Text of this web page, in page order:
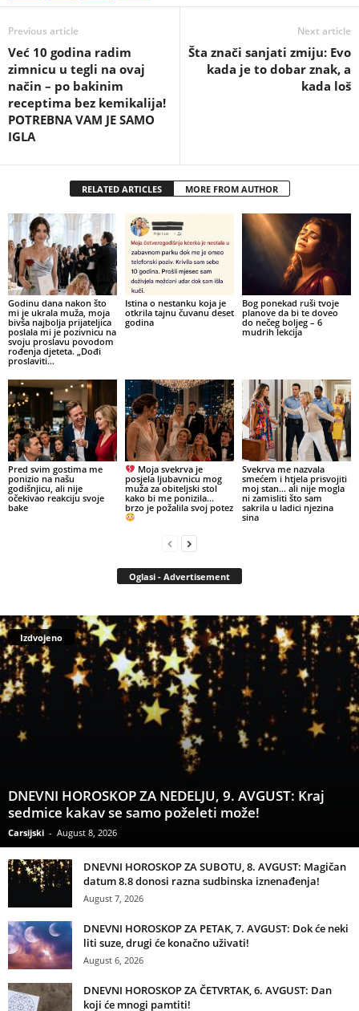
Previous article
Već 10 godina radim
zimnicu u tegli na ovaj
način – po bakinim
receptima bez kemikalija!
POTREBNA VAM JE SAMO
IGLA
Next article
Šta znači sanjati zmiju: Evo
kada je to dobar znak, a
kada loš
RELATED ARTICLES MORE FROM AUTHOR
Godinu dana nakon što
mi je ukrala muža, moja
bivša najbolja prijateljica
poslala mi je pozivnicu na
svoju proslavu povodom
rođenja djeteta. „Dođi
proslaviti...
Istina o nestanku koja je
otkrila tajnu čuvanu deset
godina
Bog ponekad ruši tvoje
planove da bi te doveo
do nečeg boljeg – 6
mudrih lekcija
Pred svim gostima me
ponizio na našu
godišnjicu, ali nije
očekivao reakciju svoje
bake
Moja svekrva je
posjela ljubavnicu mog
muža za obiteljski stol
kako bi me ponizila…
brzo je požalila svoj potez
Svekrva me nazvala
smećem i htjela prisvojiti
moj stan… ali nije mogla
ni zamisliti što sam
sakrila u ladici njezina
sina
Oglasi - Advertisement
Izdvojeno
DNEVNI HOROSKOP ZA NEDELJU, 9. AVGUST: Kraj
sedmice kakav se samo poželeti može!
Carsijski - August 8, 2026
DNEVNI HOROSKOP ZA SUBOTU, 8. AVGUST: Magičan
datum 8.8 donosi razna sudbinska iznenađenja!
August 7, 2026
DNEVNI HOROSKOP ZA PETAK, 7. AVGUST: Dok će neki
liti suze, drugi će konačno uživati!
August 6, 2026
DNEVNI HOROSKOP ZA ČETVRTAK, 6. AVGUST: Dan
koji će mnogi pamtiti!